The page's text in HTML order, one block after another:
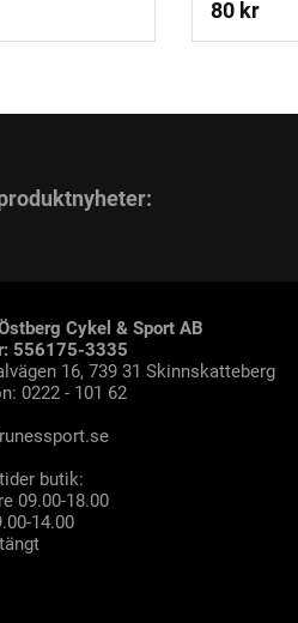
80 kr
Cykel & Sport AB
556175-3335
16, 739 31 Skinnskatteberg
0222 - 101 62
butik:
09.00-18.00
14.00